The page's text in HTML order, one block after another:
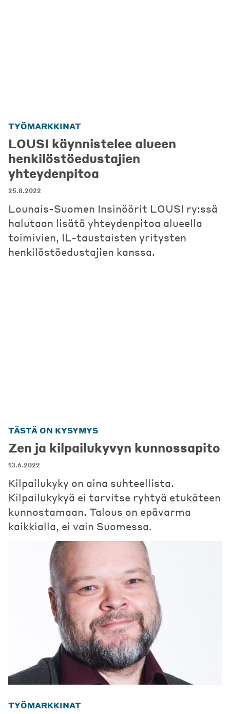
TYÖMARKKINAT
LOUSI käynnistelee alueen
henkilöstöedustajien
yhteydenpitoa
25.8.2022
Lounais-Suomen Insinöörit LOUSI ry:ssä
halutaan lisätä yhteydenpitoa alueella
toimivien, IL-taustaisten yritysten
henkilöstöedustajien kanssa.
TÄSTÄ ON KYSYMYS
Zen ja kilpailukyvyn kunnossapito
13.6.2022
Kilpailukyky on aina suhteellista.
Kilpailukykyä ei tarvitse ryhtyä etukäteen
kunnostamaan. Talous on epävarma
kaikkialla, ei vain Suomessa.
TYÖMARKKINAT